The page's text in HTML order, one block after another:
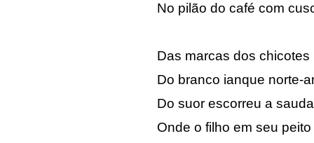
No pilão do café com
Das marcas dos chicotes
Do branco ianque norte-
Do suor escorreu a
Onde o filho em seu